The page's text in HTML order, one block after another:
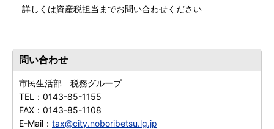
詳しくは資産税担当までお問い合わせください
問い合わせ
市民生活部 税務グループ
TEL： 0143-85-1155
FAX： 0143-85-1108
E-Mail： tax@city.noboribetsu.lg.jp